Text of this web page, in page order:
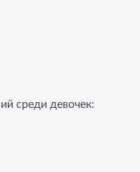
среди девочек: